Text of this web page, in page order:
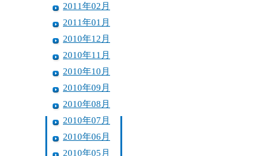
2011年02月
2011年01月
2010年12月
2010年11月
2010年10月
2010年09月
2010年08月
2010年07月
2010年06月
2010年05月